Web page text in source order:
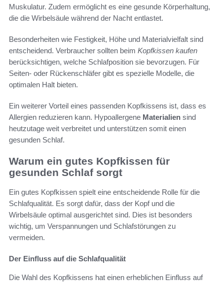
Muskulatur. Zudem ermöglicht es eine gesunde Körperhaltung,
die die Wirbelsäule während der Nacht entlastet.
Besonderheiten wie Festigkeit, Höhe und Materialvielfalt sind
entscheidend. Verbraucher sollten beim Kopfkissen kaufen
berücksichtigen, welche Schlafposition sie bevorzugen. Für
Seiten- oder Rückenschläfer gibt es spezielle Modelle, die
optimalen Halt bieten.
Ein weiterer Vorteil eines passenden Kopfkissens ist, dass es
Allergien reduzieren kann. Hypoallergene Materialien sind
heutzutage weit verbreitet und unterstützen somit einen
gesunden Schlaf.
Warum ein gutes Kopfkissen für
gesunden Schlaf sorgt
Ein gutes Kopfkissen spielt eine entscheidende Rolle für die
Schlafqualität. Es sorgt dafür, dass der Kopf und die
Wirbelsäule optimal ausgerichtet sind. Dies ist besonders
wichtig, um Verspannungen und Schlafstörungen zu
vermeiden.
Der Einfluss auf die Schlafqualität
Die Wahl des Kopfkissens hat einen erheblichen Einfluss auf